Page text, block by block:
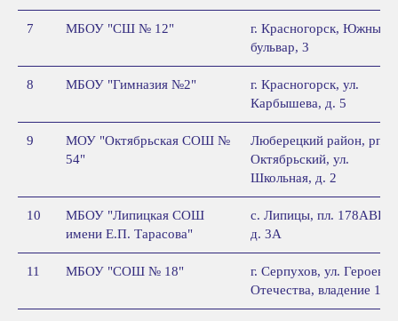
7 МБОУ "СШ № 12"
г. Красногорск, Южный
бульвар, 3
8 МБОУ "Гимназия №2"
г. Красногорск, ул.
Карбышева, д. 5
9
МОУ "Октябрьская СОШ №
54"
Люберецкий район, рп.
Октябрьский, ул.
Школьная, д. 2
10
МБОУ "Липицкая СОШ
имени Е.П. Тарасова"
с. Липицы, пл. 178АВП,
д. 3А
11 МБОУ "СОШ № 18"
г. Серпухов, ул. Героев
Отечества, владение 1